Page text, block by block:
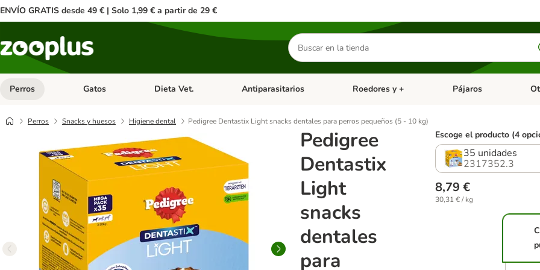
ENVÍO GRATIS desde 49 € | Solo 1,99 € a partir de 29 €
Buscar
productos
Perros Menú de categoria abierto: Perros
Gatos Menú de categoria abierto: Gatos
Dieta Vet. Menú de categoria abierto: Dieta Vet.
Antiparasitarios Menú de categoria abierto: Antiparasitarios
Roedores y + Menú de categoria
Pájaros
Perros Snacks y huesos Higiene dental Pedigree Dentastix Light snacks dentales para perros pequeños (5 - 10 kg)
Pedigree
Dentastix
Light
snacks
dentales
para
Escoge el producto (4
35 unidades
2317352.3
8,79 €
30,31 € / kg